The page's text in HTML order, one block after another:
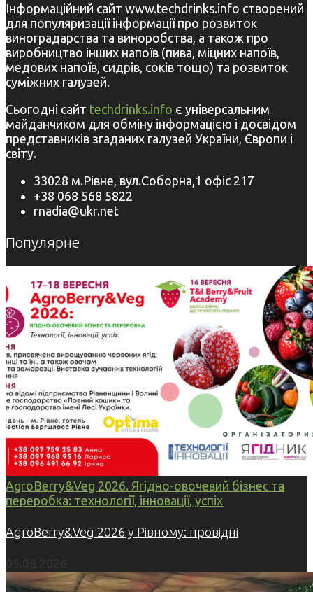
Інформаційний сайт www.techdrinks.info створений
для популяризації інформації про розвиток
виноградарства та виноробства, а також про
виробництво інших напоїв (пива, міцних напоїв,
медових напоїв, сидрів, соків тощо) та розвиток
суміжних галузей.
Сьогодні сайт techdrinks.info є універсальним
майданчиком для обміну інформацією і досвідом
представників згаданих галузей України, Європи і
світу.
33028 м.Рівне, вул.Соборна,1 офіс 217
+38 068 568 5822
rnadia@ukr.net
Популярне
AgroBerry&Veg 2026. Ягідно-овочевий бізнес та
переробка: технології, інновації, успіх
AgroBerry&Veg 2026 у Рівному: провідні